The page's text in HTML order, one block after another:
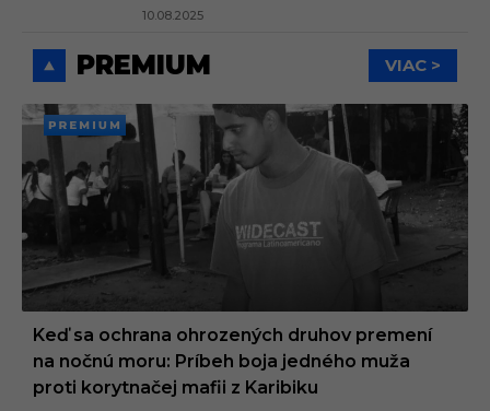
10.08.2025
PREMIUM VIAC >
PREMI
UM
Keď sa ochrana ohrozených druhov premení
na nočnú moru: Príbeh boja jedného muža
proti korytnačej mafii z Karibiku